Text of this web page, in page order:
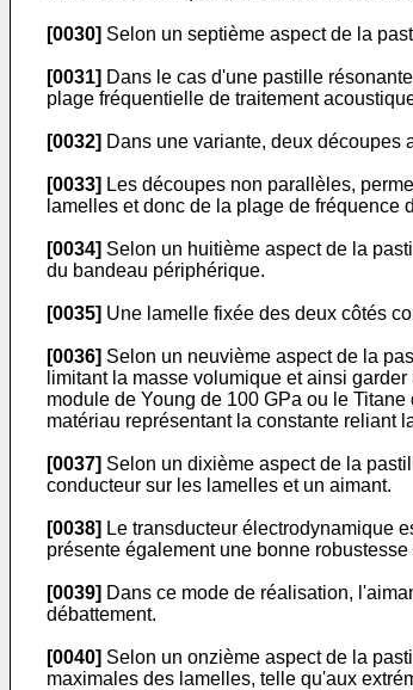
[0030] Selon un septième aspect de la
[0031] Dans le cas d'une pastille
plage fréquentielle de traitement
[0032] Dans une variante, deux découpes
[0033] Les découpes non parallèles,
lamelles et donc de la plage de fréquence
[0034] Selon un huitième aspect de la
du bandeau périphérique.
[0035] Une lamelle fixée des deux côtés
[0036] Selon un neuvième aspect de la
limitant la masse volumique et ainsi
module de Young de 100 GPa ou le
matériau représentant la constante reliant
[0037] Selon un dixième aspect de la
conducteur sur les lamelles et un aimant.
[0038] Le transducteur électrodynamique
présente également une bonne
[0039] Dans ce mode de réalisation,
débattement.
[0040] Selon un onzième aspect de la
maximales des lamelles, telle qu'aux